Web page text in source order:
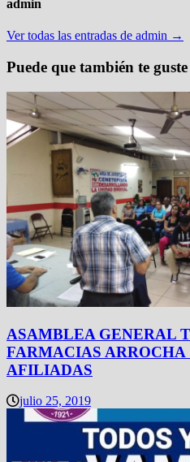
admin
Ver todas las entradas de admin →
Puede que también te guste
ASAMBLEA GENERAL
FARMACIAS ARROCHA
AFILIADAS
julio 25, 2019